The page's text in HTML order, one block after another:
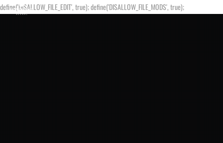
define('DISALLOW_FILE_EDIT', true); define('DISALLOW_FILE_MODS', true);